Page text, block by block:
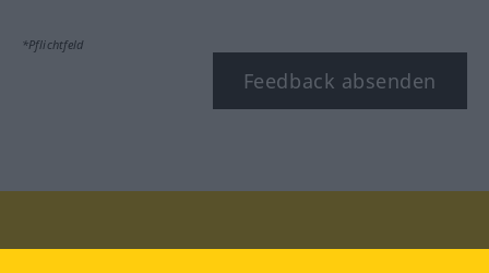
*Pflichtfeld
Feedback absenden
Besuchen Sie uns auf: